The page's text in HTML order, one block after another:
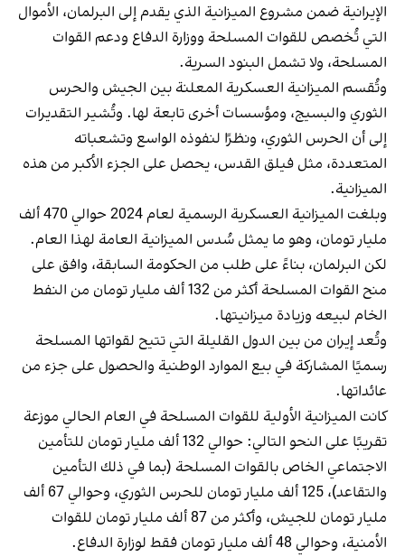
الإيرانية ضمن مشروع الميزانية الذي يقدم إلى البرلمان، الأموال
التي تُخصص للقوات المسلحة ووزارة الدفاع ودعم القوات
المسلحة، ولا تشمل البنود السرية.
وتُقسم الميزانية العسكرية المعلنة بين الجيش والحرس
الثوري والبسيج، ومؤسسات أخرى تابعة لها. وتُشير التقديرات
إلى أن الحرس الثوري، ونظرًا لنفوذه الواسع وتشعباته
المتعددة، مثل فيلق القدس، يحصل على الجزء الأكبر من هذه
الميزانية.
وبلغت الميزانية العسكرية الرسمية لعام 2024 حوالي 470 ألف
مليار تومان، وهو ما يمثل سُدس الميزانية العامة لهذا العام.
لكن البرلمان، بناءً على طلب من الحكومة السابقة، وافق على
منح القوات المسلحة أكثر من 132 ألف مليار تومان من النفط
الخام لبيعه وزيادة ميزانيتها.
وتُعد إيران من بين الدول القليلة التي تتيح لقواتها المسلحة
رسميًا المشاركة في بيع الموارد الوطنية والحصول على جزء من
عائداتها.
كانت الميزانية الأولية للقوات المسلحة في العام الحالي موزعة
تقريبًا على النحو التالي: حوالي 132 ألف مليار تومان للتأمين
الاجتماعي الخاص بالقوات المسلحة (بما في ذلك التأمين
والتقاعد)، 125 ألف مليار تومان للحرس الثوري، وحوالي 67 ألف
مليار تومان للجيش، وأكثر من 87 ألف مليار تومان للقوات
الأمنية، وحوالي 48 ألف مليار تومان فقط لوزارة الدفاع.